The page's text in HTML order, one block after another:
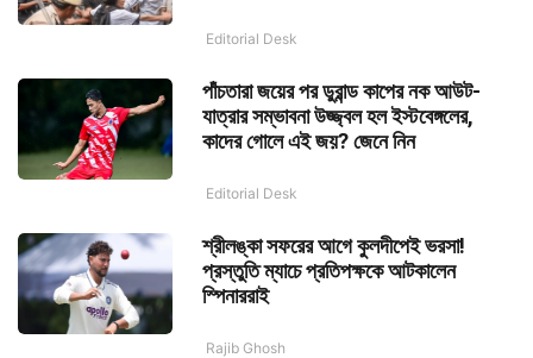
Editorial Desk
পাঁচতারা জয়ের পর ডুরান্ড কাপের নক আউট-
যাত্রার সম্ভাবনা উজ্জ্বল হল ইস্টবেঙ্গলের,
কাদের গোলে এই জয়? জেনে নিন
Editorial Desk
শ্রীলঙ্কা সফরের আগে কুলদীপেই ভরসা!
প্রস্তুতি ম্যাচে প্রতিপক্ষকে আটকালেন
স্পিনাররাই
Rajib Ghosh